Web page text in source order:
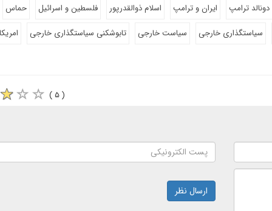
دونالد ترامپ ایران و ترامپ اسلام ذوالقدرپور فلسطین و اسرائیل
حماس
سیاستگذاری خارجی
سیاست خارجی تابوشکنی سیاستگذاری خارجی امریکا
( ۵ )
ارسال نظر